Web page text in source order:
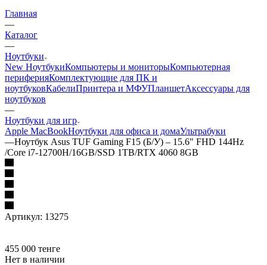
Главная
—
Каталог
—
Ноутбуки
New НоутбукиКомпьютеры и мониторыКомпьютерная
периферияКомплектующие для ПК и
ноутбуковКабелиПринтера и МФУПланшетАксессуары для
ноутбуков
—
Ноутбуки для игр
Apple MacBookНоутбуки для офиса и домаУльтрабуки
—Ноутбук Asus TUF Gaming F15 (Б/У) – 15.6" FHD 144Hz
/Core i7-12700H/16GB/SSD 1TB/RTX 4060 8GB
Артикул: 13275
455 000 тенге
Нет в наличии